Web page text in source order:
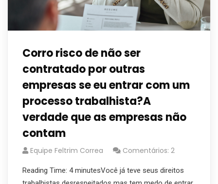
Corro risco de não ser
contratado por outras
empresas se eu entrar com um
processo trabalhista?A
verdade que as empresas não
contam
Equipe Feltrim Correa Comentários: 2
Reading Time: 4 minutesVocê já teve seus direitos